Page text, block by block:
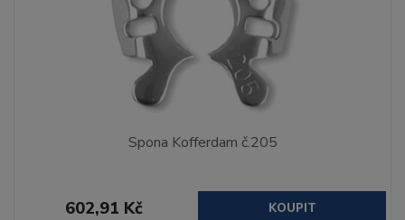
Spona Kofferdam č.205
602,91 Kč KOUPIT